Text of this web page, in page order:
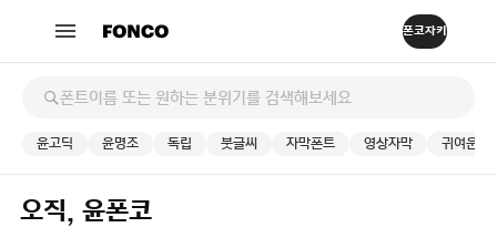
윤고딕 윤명조 독립 붓글씨 자막폰트 영상자막 귀여운
오직, 윤폰코